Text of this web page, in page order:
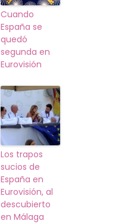
Cuando
España se
quedó
segunda en
Eurovisión
Los trapos
sucios de
España en
Eurovisión, al
descubierto
en Málaga